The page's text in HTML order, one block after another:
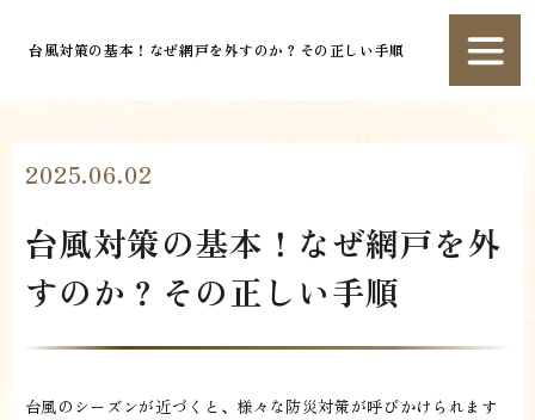
台風対策の基本！なぜ網戸を外すのか？その正しい手順
2025.06.02
台風対策の基本！なぜ網戸を外
すのか？その正しい手順
台風のシーズンが近づくと、様々な防災対策が呼びかけられます